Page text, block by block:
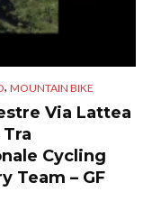
, MOUNTAIN BIKE
Via Lattea
Cycling
Team – GF